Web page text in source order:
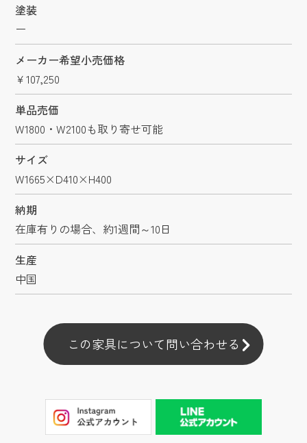
塗装
ー
メーカー希望小売価格
￥107,250
単品売価
W1800・W2100も取り寄せ可能
サイズ
W1665×D410×H400
納期
在庫有りの場合、約1週間～10日
生産
中国
この家具について問い合わせる